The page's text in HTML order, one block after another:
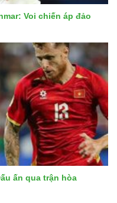
Voi chiến áp đảo
ấn qua trận hòa